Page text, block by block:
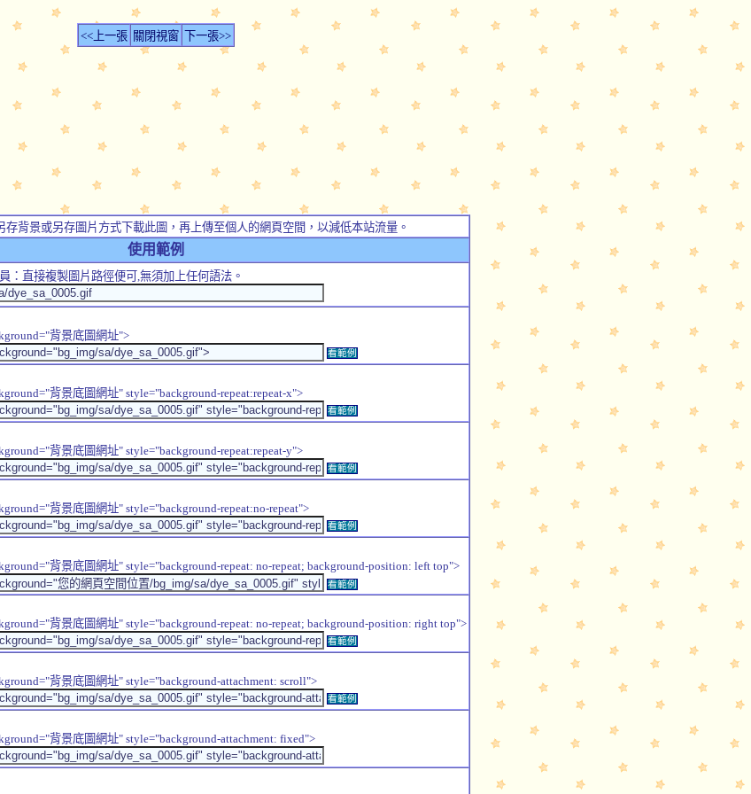
<<上一張 關閉視窗 下一張>>
背景或另存圖片方式下載此圖，再上傳至個人的網頁空間，以減低本站流量。
使用範例
：直接複製圖片路徑便可,無須加上任何語法。
背景底圖網址">
看範例
背景底圖網址" style="background-repeat:repeat-x">
看範例
背景底圖網址" style="background-repeat:repeat-y">
看範例
背景底圖網址" style="background-repeat:no-repeat">
看範例
背景底圖網址" style="background-repeat: no-repeat; background-position: left top">
看範例
背景底圖網址" style="background-repeat: no-repeat; background-position: right top">
看範例
背景底圖網址" style="background-attachment: scroll">
看範例
背景底圖網址" style="background-attachment: fixed">